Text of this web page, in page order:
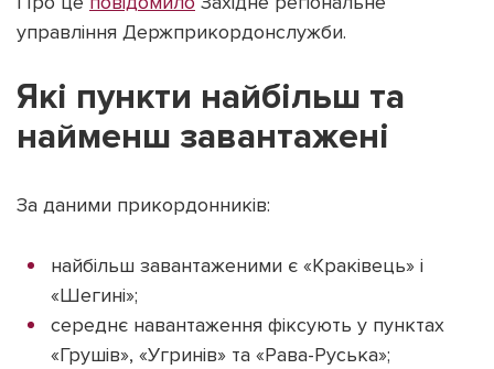
Наші соц мережі
Підтримати dyvys.info
управління Держприкордонслужби.
Які пункти найбільш та
найменш завантажені
За даними прикордонників:
найбільш завантаженими є «Краківець» і
«Шегині»;
середнє навантаження фіксують у пунктах
«Грушів», «Угринів» та «Рава-Руська»;